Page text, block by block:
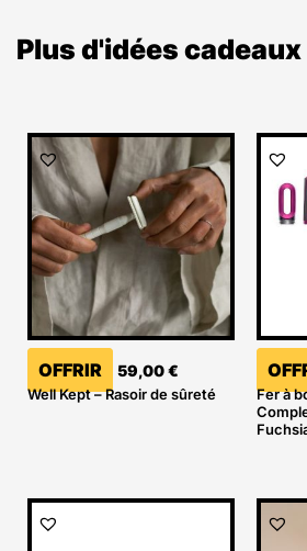
Plus d'idées cadeaux
OFFRIR 59,00€
Well Kept – Rasoir de sûreté
Fer à